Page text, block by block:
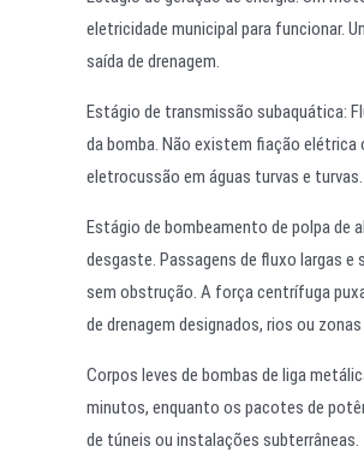
eletricidade municipal para funcionar.
saída de drenagem.
Estágio de transmissão subaquática:
da bomba. Não existem fiação
eletrocussão em águas turvas e turvas.
Estágio de bombeamento de polpa
desgaste. Passagens de fluxo largas
sem obstrução. A força centrífuga
de drenagem designados, rios ou
Corpos leves de bombas de liga
minutos, enquanto os pacotes de
de túneis ou instalações subterrâneas.